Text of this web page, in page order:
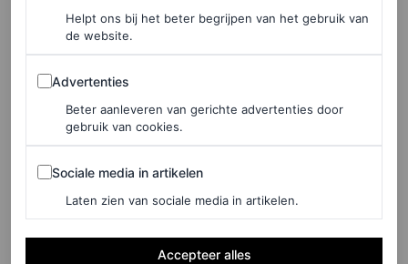
©DE BIJENKORF
Shopper van raffia, € 1.500
Helpt ons bij het beter begrijpen van het gebruik van
de website.
Advertenties
Advertenties
Beter aanleveren van gerichte advertenties door
gebruik van cookies.
Sociale media in artikelen
Sociale media in artikelen
Laten zien van sociale media in artikelen.
Accepteer alles